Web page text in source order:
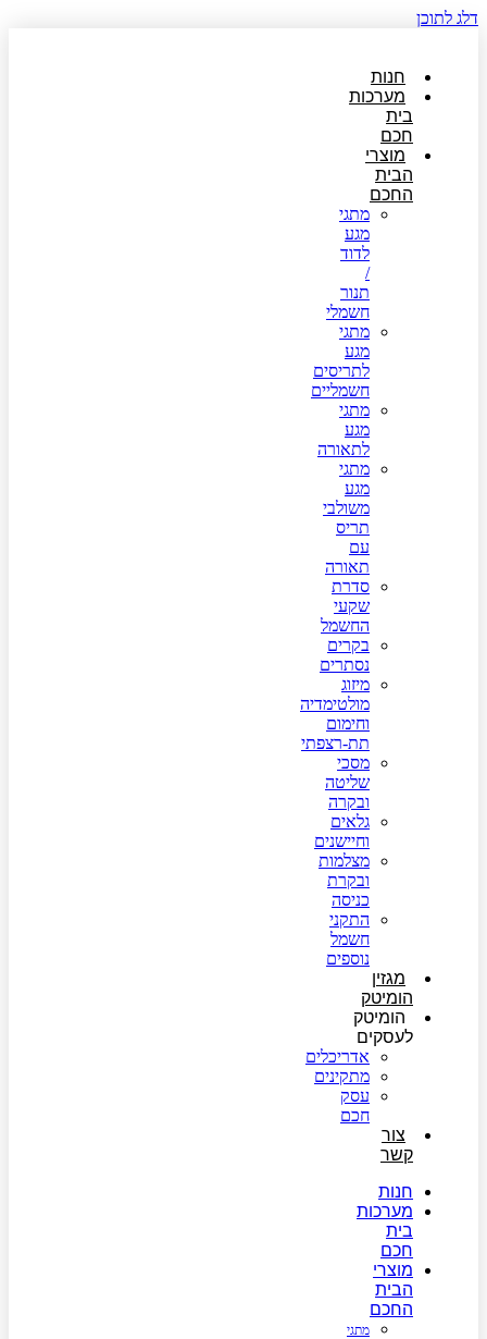
דלג לתוכן
חנות
מערכות
בית
חכם
מוצרי
הבית
החכם
מתגי
מגע
לדוד
/
תנור
חשמלי
מתגי
מגע
לתריסים
חשמליים
מתגי
מגע
לתאורה
מתגי
מגע
משולבי
תריס
עם
תאורה
סדרת
שקעי
החשמל
בקרים
נסתרים
מיזוג
מולטימדיה
וחימום
תת-רצפתי
מסכי
שליטה
ובקרה
גלאים
וחיישנים
מצלמות
ובקרת
כניסה
התקני
חשמל
נוספים
מגזין
הומיטק
הומיטק
לעסקים
אדריכלים
מתקינים
עסק
חכם
צור
קשר
חנות
מערכות
בית
חכם
מוצרי
הבית
החכם
מתגי